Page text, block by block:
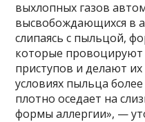
выхлопных газов
высвобождающихся в
слипаясь с пыльцой,
которые провоцируют
приступов и делают
условиях пыльца
плотно оседает на
формы аллергии», —